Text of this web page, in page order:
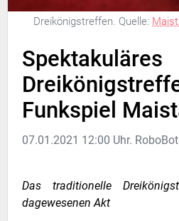
Dreikönigstreffen. Quelle:
Spektakuläres
Funkspiel
07.01.2021 12:00 Uhr.
Das traditionelle
dagewesenen Akt